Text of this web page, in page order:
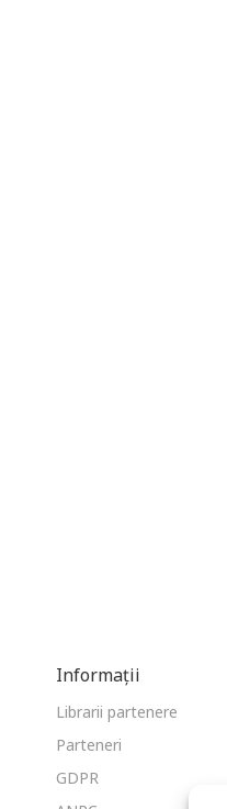
Informații
Librarii partenere
Parteneri
GDPR